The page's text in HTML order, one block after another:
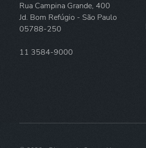
Rua Campina Grande, 400
Jd. Bom Refúgio - São Paulo
05788-250
11 3584-9000